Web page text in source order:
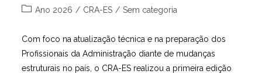
do
publicado:
Categoria
post:
Ano 2026 / CRA-ES / Sem categoria
Com foco na atualização técnica e na preparação dos
Profissionais da Administração diante de mudanças
estruturais no país, o CRA-ES realizou a primeira edição